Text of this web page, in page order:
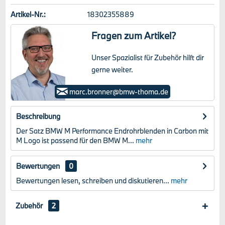
Artikel-Nr.: 18302355889
Fragen zum Artikel?
Unser Spazialist für Zubehör hilft dir
gerne weiter.
marc.bronner@bmw-thoma.de
Marc Bronner
Beschreibung
Der Satz BMW M Performance Endrohrblenden in Carbon mit
M Logo ist passend für den BMW M... mehr
Bewertungen
0
Bewertungen lesen, schreiben und diskutieren... mehr
Zubehör 2